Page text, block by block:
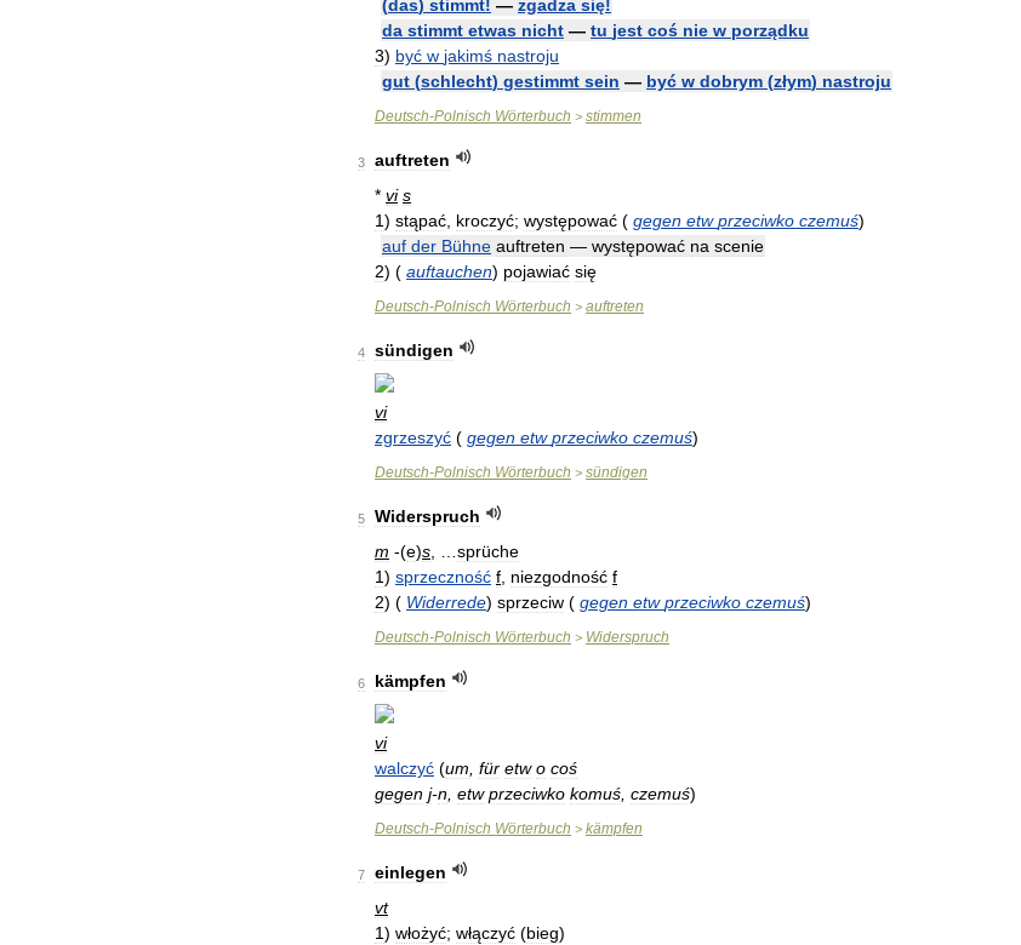
(das) stimmt! — zgadza się!
da stimmt etwas nicht — tu jest coś nie w porządku
3) być w jakimś nastroju
gut (schlecht) gestimmt sein — być w dobrym (złym) nastroju
Deutsch-Polnisch Wörterbuch > stimmen
3
auftreten
* vi s
1) stąpać kroczyć; występować ( gegen etw przeciwko czemuś)
auf der Bühne auftreten — występować na scenie
2) ( auftauchen) pojawiać się
Deutsch-Polnisch Wörterbuch > auftreten
4 sündigen
vi
zgrzeszyć ( gegen etw przeciwko czemuś)
Deutsch-Polnisch Wörterbuch > sündigen
5
Widerspruch
m -(e)s
sprüche
1) sprzeczność f niezgodność f
2) ( Widerrede) sprzeciw ( gegen etw przeciwko czemuś)
Deutsch-Polnisch Wörterbuch > Widerspruch
6 kämpfen
vi
walczyć (um für etw o coś
gegen j-n etw przeciwko komuś czemuś)
Deutsch-Polnisch Wörterbuch > kämpfen
7
einlegen
vt
1) włożyć; włączyć (bieg)